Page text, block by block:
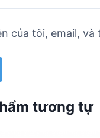
của tôi, email,
tương tự